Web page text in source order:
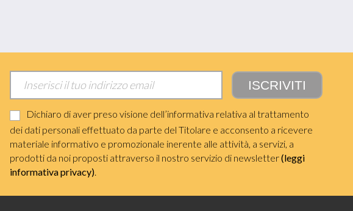
Dichiaro di aver preso visione dell’informativa relativa al trattamento
dei dati personali effettuato da parte del Titolare e acconsento a ricevere
materiale informativo e promozionale inerente alle attività, a servizi, a
prodotti da noi proposti attraverso il nostro servizio di newsletter(leggi
informativa privacy).